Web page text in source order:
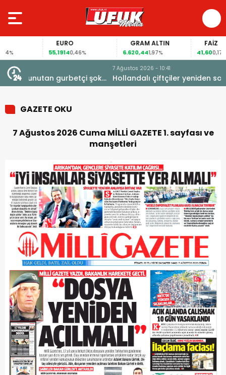
EURO
55,19140,46%
GRAM ALTIN
6.620,441,97%
FAİZ
41,600,17%
şoke Hollandalı çiftçiler yeniden sokakta
GAZETE OKU
7 Ağustos 2026 Cuma MİLLİ GAZETE 1. sayfası ve
manşetleri